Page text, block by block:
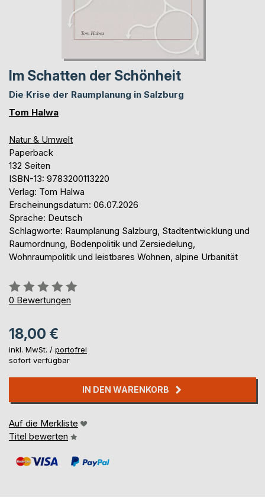
Im Schatten der Schönheit
Die Krise der Raumplanung in Salzburg
Tom Halwa
Natur & Umwelt
Paperback
132 Seiten
ISBN-13: 9783200113220
Verlag: Tom Halwa
Erscheinungsdatum: 06.07.2026
Sprache: Deutsch
Schlagworte: Raumplanung Salzburg, Stadtentwicklung und
Raumordnung, Bodenpolitik und Zersiedelung,
Wohnraumpolitik und leistbares Wohnen, alpine Urbanität
Bewertung::
0%
0 Bewertungen
18,00 €
inkl. MwSt. / portofrei
sofort verfügbar
IN DEN WARENKORB
Auf die Merkliste
Titel bewerten